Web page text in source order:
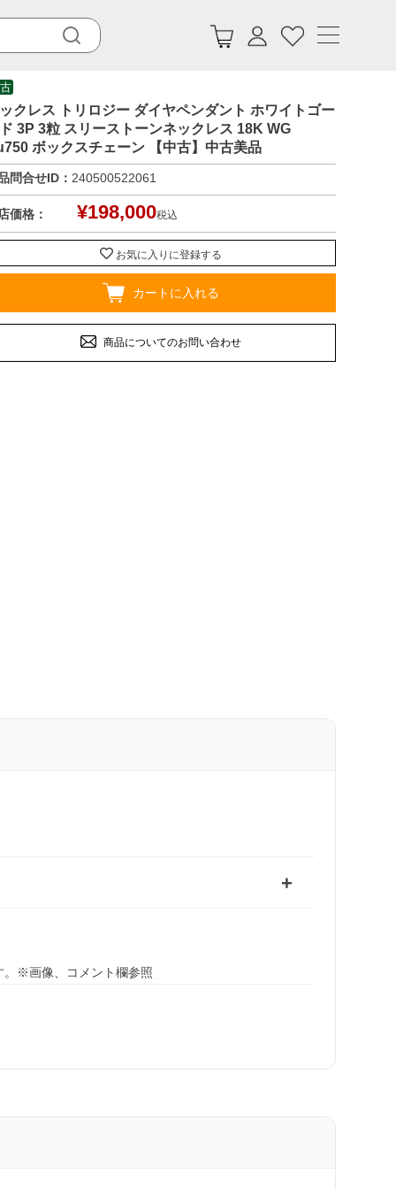
クレス トリロジー ダイヤペンダント ホワイトゴー
3P 3粒 スリーストーンネックレス 18K WG
ボックスチェーン 【中古】中古美品
問合せID： 240500522061
価格： ¥198,000税込
お気に入りに登録する
カートに入れる
商品についてのお問い合わせ
。※画像、コメント欄参照